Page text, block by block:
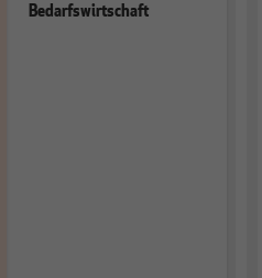
Bedarfswirtschaft